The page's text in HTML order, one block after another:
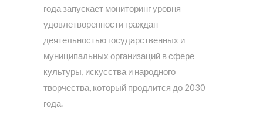
года запускает мониторинг уровня
удовлетворенности граждан
деятельностью государственных и
муниципальных организаций в сфере
культуры, искусства и народного
творчества, который продлится до 2030
года.